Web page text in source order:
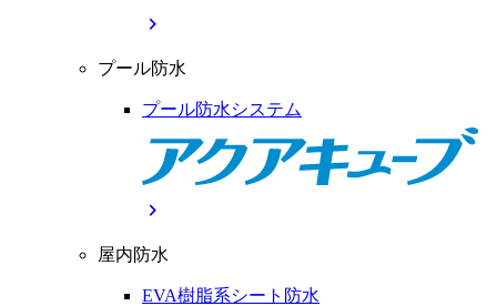
chevron_right
プール防水
プール防水システム
chevron_right
屋内防水
EVA樹脂系シート防水